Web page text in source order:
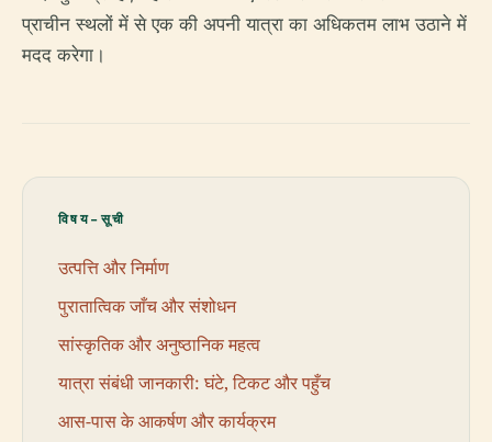
प्राचीन स्थलों में से एक की अपनी यात्रा का अधिकतम लाभ उठाने में
मदद करेगा।
विषय-सूची
उत्पत्ति और निर्माण
पुरातात्विक जाँच और संशोधन
सांस्कृतिक और अनुष्ठानिक महत्व
यात्रा संबंधी जानकारी: घंटे, टिकट और पहुँच
आस-पास के आकर्षण और कार्यक्रम